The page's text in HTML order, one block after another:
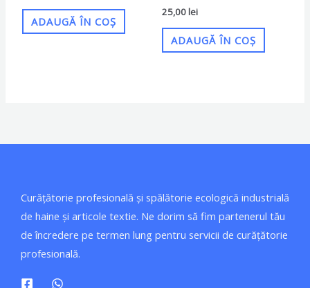
ADAUGĂ ÎN COȘ
25,00lei
ADAUGĂ ÎN COȘ
Curățătorie profesională și spălătorie ecologică industrială
de haine și articole textie. Ne dorim să fim partenerul tău
de încredere pe termen lung pentru servicii de curățătorie
profesională.